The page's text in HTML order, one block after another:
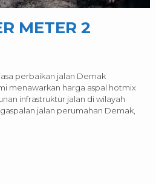
METER 2
perbaikan jalan Demak
menawarkan harga aspal hotmix
infrastruktur jalan di wilayah
jalan perumahan Demak,